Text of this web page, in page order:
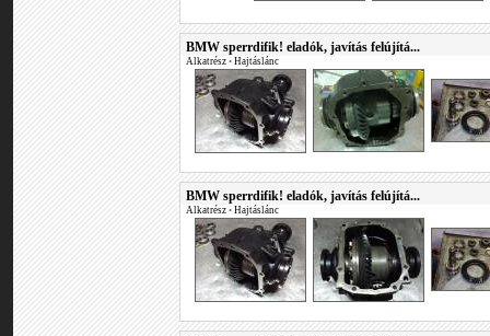
BMW sperrdifik! eladók, javítás felújítá...
Alkatrész • Hajtáslánc
BMW sperrdifik! eladók, javítás felújítá...
Alkatrész • Hajtáslánc